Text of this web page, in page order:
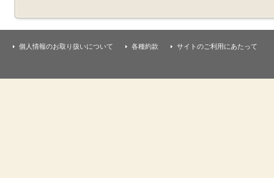
個人情報のお取り扱いについて 各種約款 サイトのご利用にあたって